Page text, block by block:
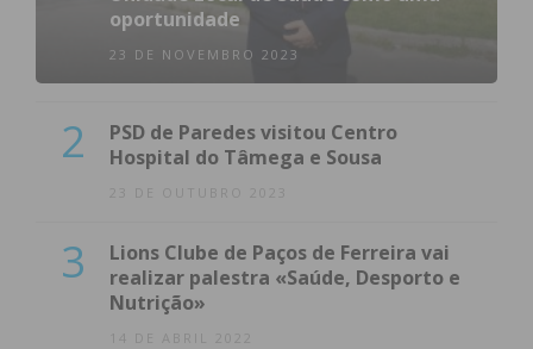
Subscreva a newsletter do
Imediato
obtenha de forma regular a informação
atualizada.
Eu li e concordo com os
oportunidade
23 DE NOVEMBRO 2023
2
PSD de Paredes visitou Centro
Hospital do Tâmega e Sousa
23 DE OUTUBRO 2023
3
Lions Clube de Paços de Ferreira vai
realizar palestra «Saúde, Desporto e
Nutrição»
14 DE ABRIL 2022